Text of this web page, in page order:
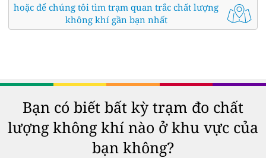
hoặc để chúng tôi tìm trạm quan trắc chất lượng
không khí gần bạn nhất
Bạn có biết bất kỳ trạm đo chất
lượng không khí nào ở khu vực của
bạn không?